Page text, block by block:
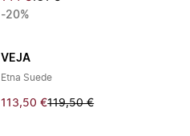
-20%
VEJA
Etna Suede
113,50 €119,50 €